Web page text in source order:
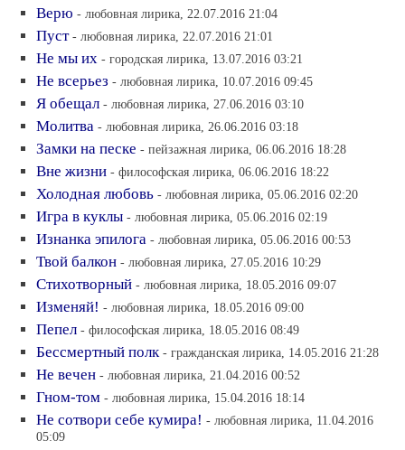
Верю - любовная лирика, 22.07.2016 21:04
Пуст - любовная лирика, 22.07.2016 21:01
Не мы их - городская лирика, 13.07.2016 03:21
Не всерьез - любовная лирика, 10.07.2016 09:45
Я обещал - любовная лирика, 27.06.2016 03:10
Молитва - любовная лирика, 26.06.2016 03:18
Замки на песке - пейзажная лирика, 06.06.2016 18:28
Вне жизни - философская лирика, 06.06.2016 18:22
Холодная любовь - любовная лирика, 05.06.2016 02:20
Игра в куклы - любовная лирика, 05.06.2016 02:19
Изнанка эпилога - любовная лирика, 05.06.2016 00:53
Твой балкон - любовная лирика, 27.05.2016 10:29
Стихотворный - любовная лирика, 18.05.2016 09:07
Изменяй! - любовная лирика, 18.05.2016 09:00
Пепел - философская лирика, 18.05.2016 08:49
Бессмертный полк - гражданская лирика, 14.05.2016 21:28
Не вечен - любовная лирика, 21.04.2016 00:52
Гном-том - любовная лирика, 15.04.2016 18:14
Не сотвори себе кумира! - любовная лирика, 11.04.2016
05:09